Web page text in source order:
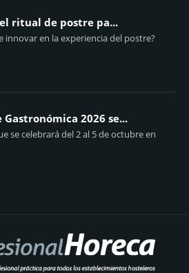
ritual de postre pa...
innovar en la experiencia del postre?
2026 se...
se celebrará del 2 al 5 de octubre en